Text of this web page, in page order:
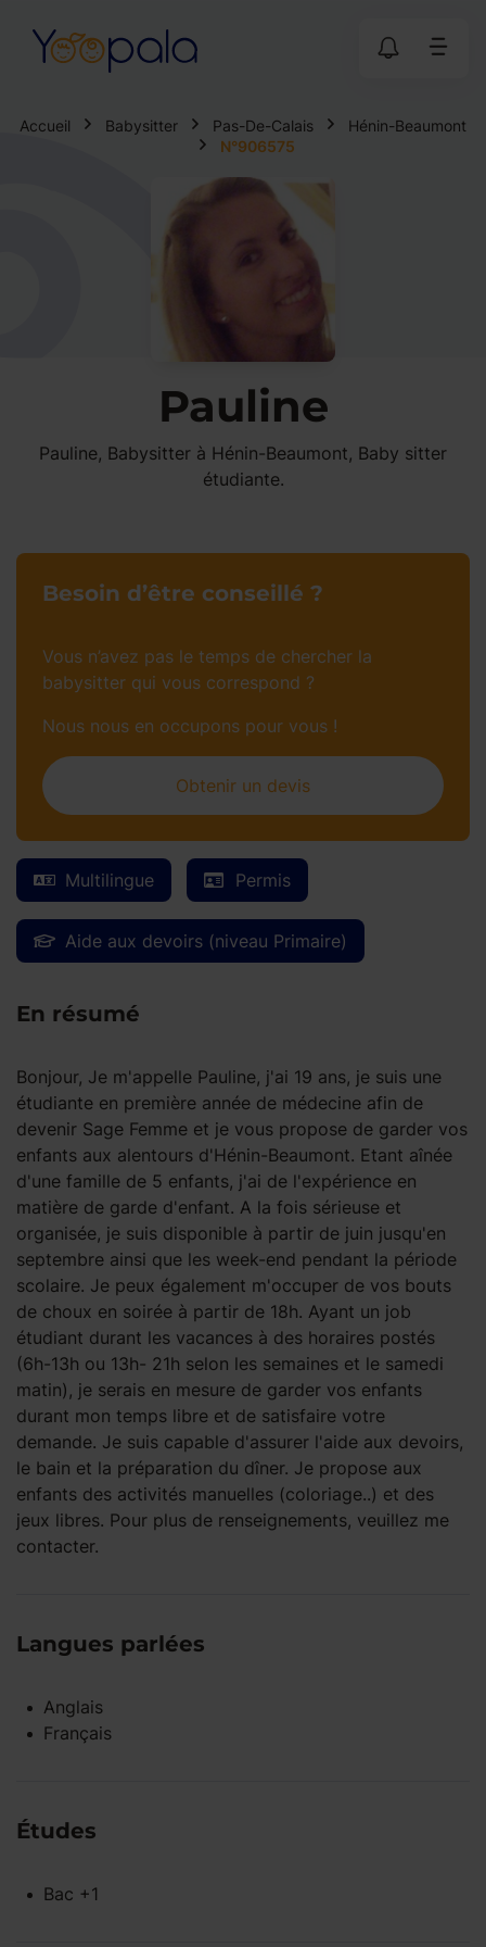
Accueil Babysitter Pas-De-Calais
Hénin-Beaumont
N°906575
Pauline
Pauline, Babysitter à Hénin-Beaumont, Baby sitter
étudiante.
Multilingue Permis
Aide aux devoirs (niveau Primaire)
En résumé
Bonjour, Je m'appelle Pauline, j'ai 19 ans, je suis une
étudiante en première année de médecine afin de
devenir Sage Femme et je vous propose de garder vos
enfants aux alentours d'Hénin-Beaumont. Etant aînée
d'une famille de 5 enfants, j'ai de l'expérience en
matière de garde d'enfant. A la fois sérieuse et
organisée, je suis disponible à partir de juin jusqu'en
septembre ainsi que les week-end pendant la période
scolaire. Je peux également m'occuper de vos bouts
de choux en soirée à partir de 18h. Ayant un job
étudiant durant les vacances à des horaires postés
(6h-13h ou 13h- 21h selon les semaines et le samedi
matin), je serais en mesure de garder vos enfants
durant mon temps libre et de satisfaire votre
demande. Je suis capable d'assurer l'aide aux devoirs,
le bain et la préparation du dîner. Je propose aux
enfants des activités manuelles (coloriage..) et des
jeux libres. Pour plus de renseignements, veuillez me
contacter.
Langues parlées
Anglais
Français
Études
Bac +1
Besoin d’être conseillé ?
Vous n’avez pas le temps de chercher la
babysitter qui vous correspond ?
Nous nous en occupons pour vous !
Obtenir un devis